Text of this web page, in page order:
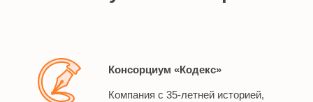
Консорциум «Кодекс»
Компания с 35-летней историей,